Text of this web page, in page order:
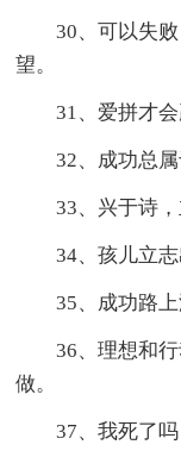
30、可以失
望。
31、爱拼才
32、成功总
33、兴于诗
34、孩儿立
35、成功路
36、理想和
做。
37、我死了